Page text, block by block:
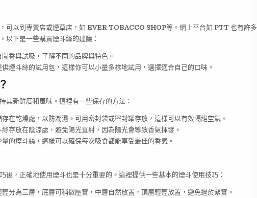
可以到專賣店或煙草店，如 EVER TOBACCO SHOP等。網上平台如 PTT 也有許多
以下是一些購買煙斗絲的建議：
聞香與試吸，了解不同的品牌與特色。
供煙斗絲的試用包，這樣你可以小量多樣地試用，選擇適合自己的口味。
其新鮮度和風味。這裡有一些保存的方法：
在乾燥處，以防潮濕。可用密封袋或密封罐存放，這樣可以有效隔絕空氣。
存放在陰涼處，避免陽光直射，因為陽光會導致香氣揮發。
的煙斗絲，這樣可以確保每次吸食都能享受最佳的香氣。
後，正確地使用煙斗也是十分重要的。這裡提供一些基本的煙斗使用技巧：
分為三層，底層可稍微壓實，中層自然放置，頂層輕輕放置，避免過於緊實。